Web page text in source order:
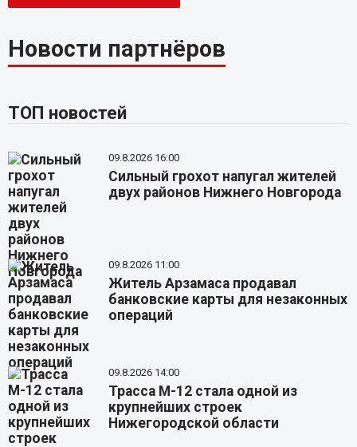
Новости партнёров
ТОП новостей
09.8.2026 16:00
Сильный грохот напугал жителей
двух районов Нижнего Новгорода
09.8.2026 11:00
Житель Арзамаса продавал
банковские карты для незаконных
операций
09.8.2026 14:00
Трасса М-12 стала одной из
крупнейших строек
Нижегородской области